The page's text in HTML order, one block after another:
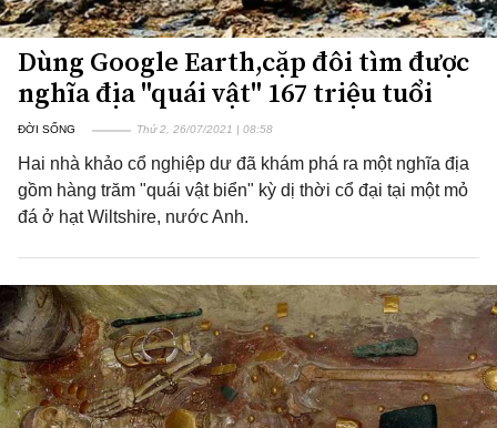
Dùng Google Earth,cặp đôi tìm được
nghĩa địa "quái vật" 167 triệu tuổi
ĐỜI SỐNG Thứ 2, 26/07/2021 | 08:58
Hai nhà khảo cổ nghiệp dư đã khám phá ra một nghĩa địa
gồm hàng trăm "quái vật biển" kỳ dị thời cổ đại tại một mỏ
đá ở hạt Wiltshire, nước Anh.